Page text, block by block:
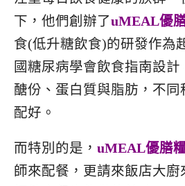
下，他們創辦了uMEAL優
食(低升糖飲食)的研發作為
國糖尿病學會飲食指南設計
醣份、蛋白質與脂肪，不同
配好。
而特別的是， uMEAL優膳
師來配餐，更請來飯店大